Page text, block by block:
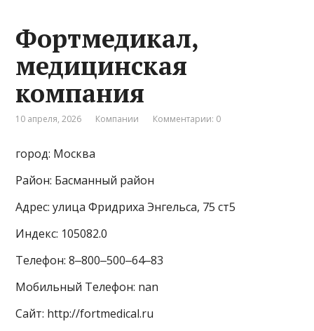
Фортмедикал,
медицинская
компания
10 апреля, 2026 Компании Комментарии: 0
город: Москва
Район: Басманный район
Адрес: улица Фридриха Энгельса, 75 ст5
Индекс: 105082.0
Телефон: 8‒800‒500‒64‒83
Мобильный Телефон: nan
Сайт: http://fortmedical.ru